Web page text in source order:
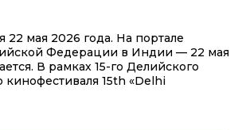
мая 2026 года. На портале
Федерации в Индии — 22 мая
В рамках 15-го Делийского
15th «Delhi